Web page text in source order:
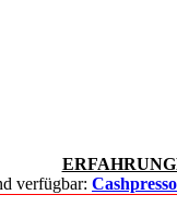
verfügbar: Cashpresso